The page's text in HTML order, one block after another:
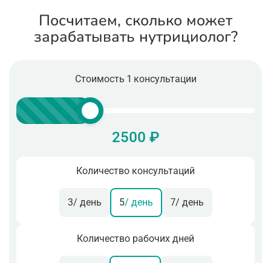
Посчитаем, сколько может
зарабатывать нутрициолог?
Стоимость 1 консультации
2500 ₽
Количество консультаций
3/ день 5/ день 7/ день
Количество рабочих дней